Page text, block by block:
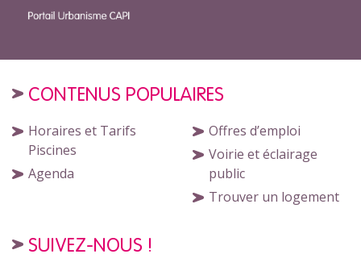
CONTENUS POPULAIRES
Horaires et Tarifs
Piscines
Agenda
Offres d’emploi
Voirie et éclairage
public
Trouver un logement
SUIVEZ-NOUS !